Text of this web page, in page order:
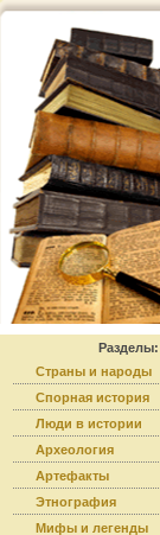
Разделы:
Страны и народы
Спорная история
Люди в истории
Археология
Артефакты
Этнография
Мифы и легенды